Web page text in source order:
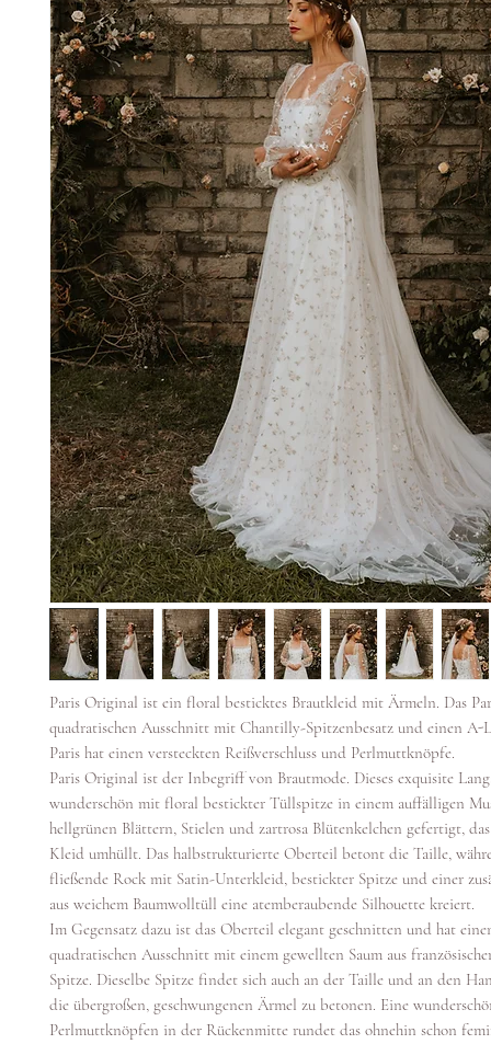
Paris Original ist ein floral besticktes Brautkleid mit Ärmeln. Das
quadratischen Ausschnitt mit Chantilly-Spitzenbesatz und einen A-
Paris hat einen versteckten Reißverschluss und Perlmuttknöpfe.
Paris Original ist der Inbegriff von Brautmode. Dieses exquisite
wunderschön mit floral bestickter Tüllspitze in einem auffälligen
hellgrünen Blättern, Stielen und zartrosa Blütenkelchen gefertigt, das
Kleid umhüllt. Das halbstrukturierte Oberteil betont die Taille,
fließende Rock mit Satin-Unterkleid, bestickter Spitze und einer
aus weichem Baumwolltüll eine atemberaubende Silhouette kreiert.
Im Gegensatz dazu ist das Oberteil elegant geschnitten und hat
quadratischen Ausschnitt mit einem gewellten Saum aus
Spitze. Dieselbe Spitze findet sich auch an der Taille und an den
die übergroßen, geschwungenen Ärmel zu betonen. Eine
Perlmuttknöpfen in der Rückenmitte rundet das ohnehin schon